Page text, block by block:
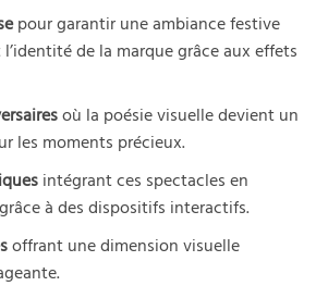
pour garantir une ambiance festive
de la marque grâce aux effets
où la poésie visuelle devient un
les moments précieux.
intégrant ces spectacles en
à des dispositifs interactifs.
offrant une dimension visuelle